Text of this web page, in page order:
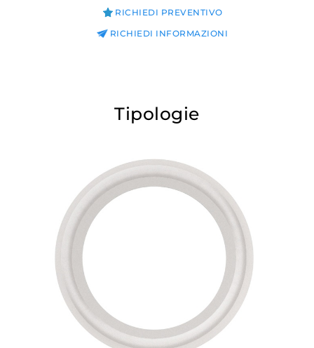
RICHIEDI PREVENTIVO
RICHIEDI INFORMAZIONI
Tipologie